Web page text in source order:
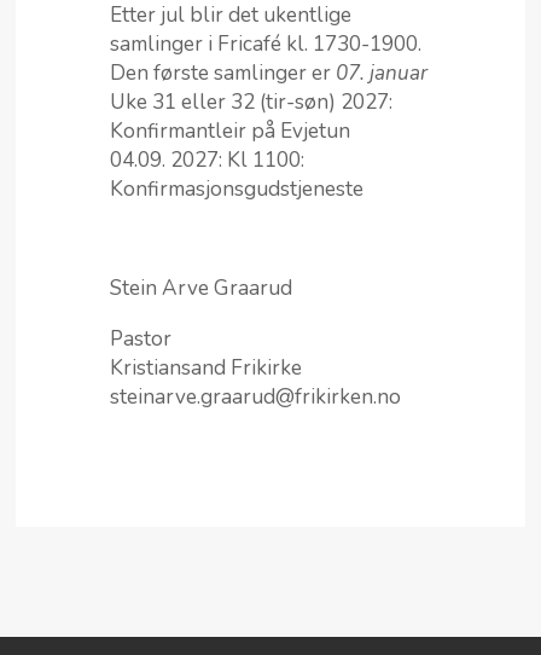
Etter jul blir det ukentlige
samlinger i Fricafé kl. 1730-1900.
Den første samlinger er 07. januar
Uke 31 eller 32 (tir-søn) 2027:
Konfirmantleir på Evjetun
04.09. 2027: Kl 1100:
Konfirmasjonsgudstjeneste
Stein Arve Graarud
Pastor
Kristiansand Frikirke
steinarve.graarud@frikirken.no